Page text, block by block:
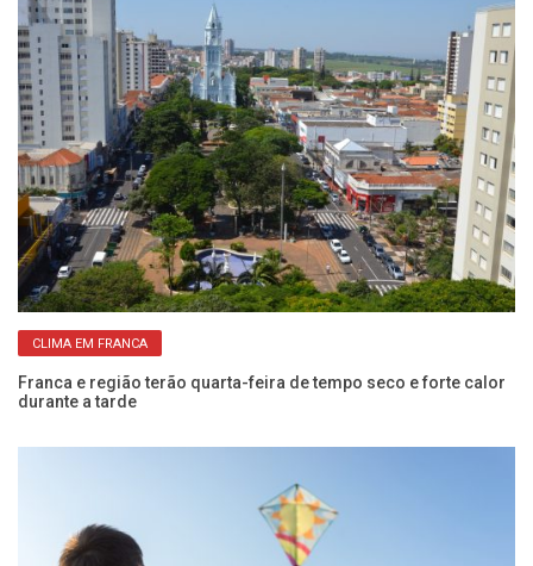
CLIMA EM FRANCA
Franca e região terão quarta-feira de tempo seco e forte calor
durante a tarde